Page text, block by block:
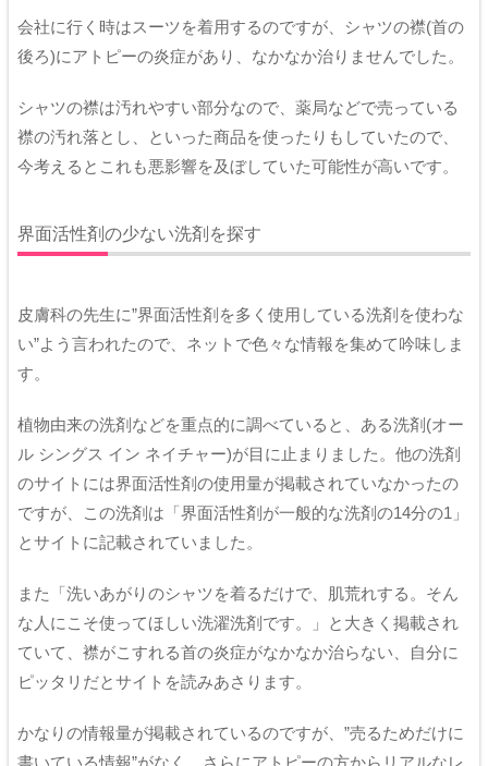
会社に行く時はスーツを着用するのですが、シャツの襟(首の
後ろ)にアトピーの炎症があり、なかなか治りませんでした。
シャツの襟は汚れやすい部分なので、薬局などで売っている
襟の汚れ落とし、といった商品を使ったりもしていたので、
今考えるとこれも悪影響を及ぼしていた可能性が高いです。
界面活性剤の少ない洗剤を探す
皮膚科の先生に”界面活性剤を多く使用している洗剤を使わな
い”よう言われたので、ネットで色々な情報を集めて吟味しま
す。
植物由来の洗剤などを重点的に調べていると、ある洗剤(オー
ル シングス イン ネイチャー)が目に止まりました。他の洗剤
のサイトには界面活性剤の使用量が掲載されていなかったの
ですが、この洗剤は「界面活性剤が一般的な洗剤の14分の1」
とサイトに記載されていました。
また「洗いあがりのシャツを着るだけで、肌荒れする。そん
な人にこそ使ってほしい洗濯洗剤です。」と大きく掲載され
ていて、襟がこすれる首の炎症がなかなか治らない、自分に
ピッタリだとサイトを読みあさります。
かなりの情報量が掲載されているのですが、”売るためだけに
書いている情報”がなく、さらにアトピーの方からリアルなレ